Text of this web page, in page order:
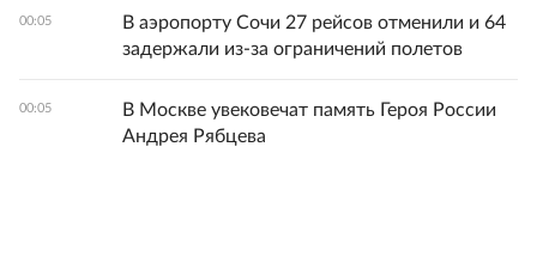
00:05
В аэропорту Сочи 27 рейсов отменили и 64
задержали из-за ограничений полетов
00:05
В Москве увековечат память Героя России
Андрея Рябцева